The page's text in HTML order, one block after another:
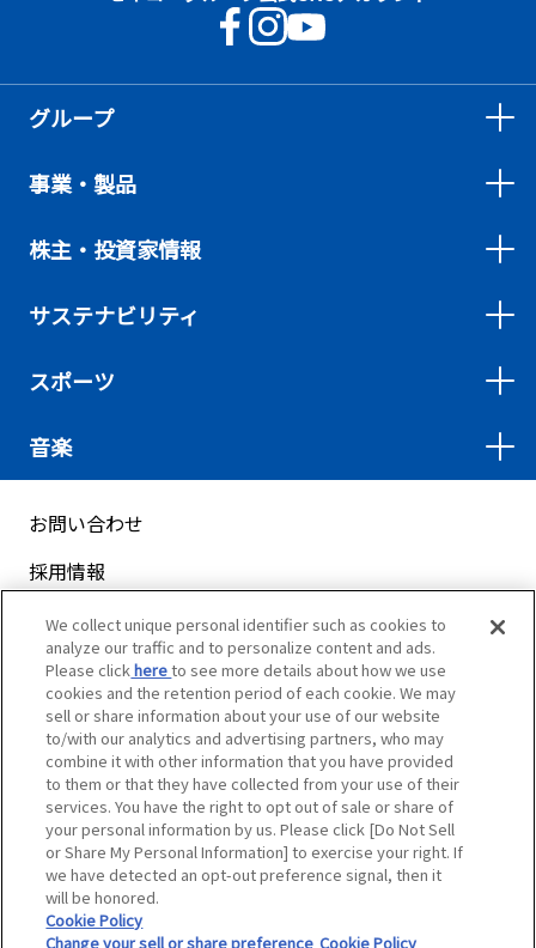
グループ
事業・製品
株主・投資家情報
サステナビリティ
スポーツ
音楽
お問い合わせ
採用情報
サイトマップ
ご利用案内
プライバシーポリシー
クッキーポリシー
ソーシャルメディアポリシー
Do Not Sell or Share My Personal Information
We collect unique personal identifier such as cookies to
analyze our traffic and to personalize content and ads.
Please clickhereto see more details about how we use
cookies and the retention period of each cookie. We may
sell or share information about your use of our website
to/with our analytics and advertising partners, who may
combine it with other information that you have provided
to them or that they have collected from your use of their
services. You have the right to opt out of sale or share of
your personal information by us. Please click [Do Not Sell
or Share My Personal Information] to exercise your right. If
we have detected an opt-out preference signal, then it
will be honored.
Cookie Policy
Change your sell or share preference Cookie Policy